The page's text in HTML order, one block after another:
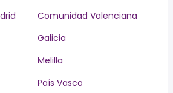
Comunidad Valenciana
Galicia
Melilla
País Vasco